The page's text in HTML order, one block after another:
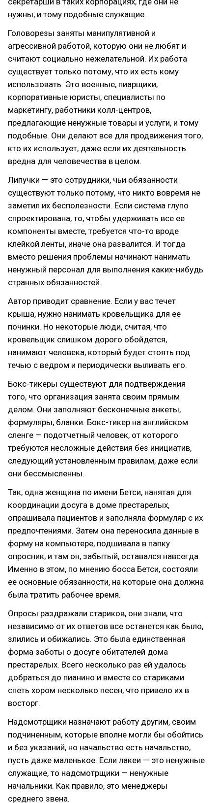
нужны, и тому подобные служащие.
Головорезы заняты манипулятивной и
агрессивной работой, которую они не любят и
считают социально нежелательной. Их работа
существует только потому, что их есть кому
использовать. Это военные, пиарщики,
корпоративные юристы, специалисты по
маркетингу, работники колл-центров,
предлагающие ненужные товары и услуги, и тому
подобные. Они делают все для продвижения того,
кто их использует, даже если их деятельность
вредна для человечества в целом.
Липучки — это сотрудники, чьи обязанности
существуют только потому, что никто вовремя не
заметил их бесполезности. Если система глупо
спроектирована, то, чтобы удерживать все ее
компоненты вместе, требуется что-то вроде
клейкой ленты, иначе она развалится. И тогда
вместо решения проблемы начинают нанимать
ненужный персонал для выполнения каких-нибудь
странных обязанностей.
Автор приводит сравнение. Если у вас течет
крыша, нужно нанимать кровельщика для ее
починки. Но некоторые люди, считая, что
кровельщик слишком дорого обойдется,
нанимают человека, который будет стоять под
течью с ведром и периодически выливать его.
Бокс-тикеры существуют для подтверждения
того, что организация занята своим прямым
делом. Они заполняют бесконечные анкеты,
формуляры, бланки. Бокс-тикер на английском
сленге — подотчетный человек, от которого
требуются несложные действия без инициатив,
следующий установленным правилам, даже если
они бессмысленны.
Так, одна женщина по имени Бетси, нанятая для
координации досуга в доме престарелых,
опрашивала пациентов и заполняла формуляр с их
предпочтениями. Затем она переносила данные в
форму на компьютере, подшивала в папку
опросник, и там он, забытый, оставался навсегда.
Именно в этом, по мнению босса Бетси, состояли
ее основные обязанности, на которые она должна
была тратить рабочее время.
Опросы раздражали стариков, они знали, что
независимо от их ответов все останется как было,
злились и обижались. Это была единственная
форма заботы о досуге обитателей дома
престарелых. Всего несколько раз ей удалось
добраться до пианино и вместе со стариками
спеть хором несколько песен, что привело их в
восторг.
Надсмотрщики назначают работу другим, своим
подчиненным, которые вполне могли бы обойтись
и без указаний, но начальство есть начальство,
пусть даже маленькое. Если лакеи — это ненужные
служащие, то надсмотрщики — ненужные
начальники. Как правило, это менеджеры
среднего звена.